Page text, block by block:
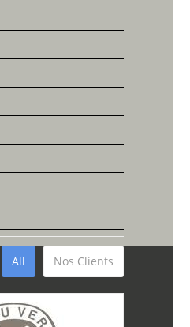
All Nos Clients